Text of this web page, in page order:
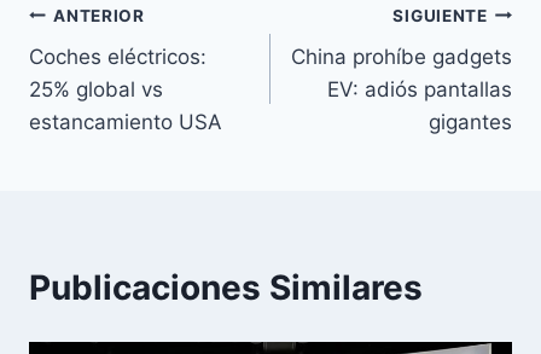
Navegación
de
entradas
ANTERIOR
Coches eléctricos:
25% global vs
estancamiento USA
SIGUIENTE
China prohíbe gadgets
EV: adiós pantallas
gigantes
Publicaciones Similares